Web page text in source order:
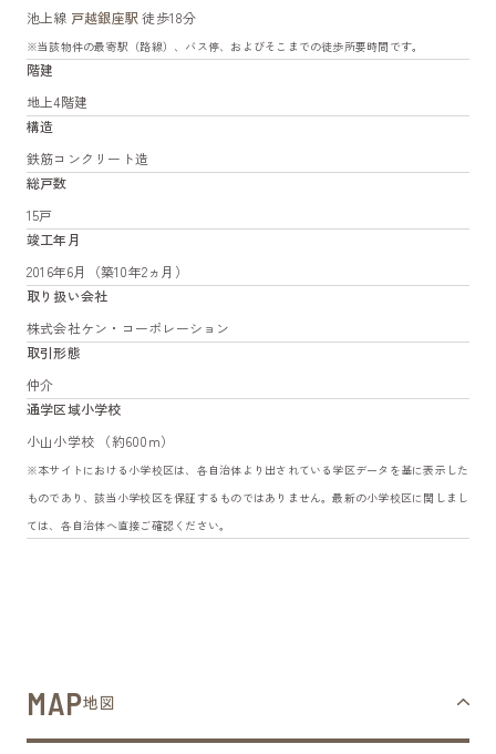
池上線 戸越銀座駅 徒歩18分
※当該物件の最寄駅（路線）、バス停、およびそこまでの徒歩所要時間です。
階建
地上4階建
構造
鉄筋コンクリート造
総戸数
15戸
竣工年月
2016年6月（築10年2ヵ月）
取り扱い会社
株式会社ケン・コーポレーション
取引形態
仲介
通学区域小学校
小山小学校 （約600m）
※本サイトにおける小学校区は、各自治体より出されている学区データを基に表示した
ものであり、該当小学校区を保証するものではありません。最新の小学校区に関しまし
ては、各自治体へ直接ご確認ください。
MAP地図